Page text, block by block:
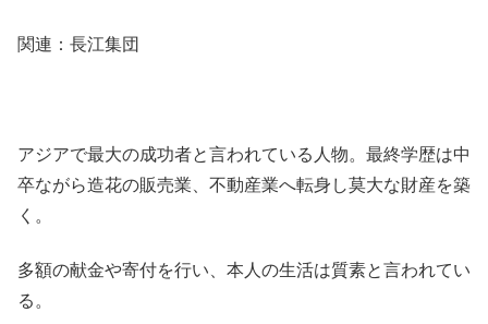
関連：長江集団
アジアで最大の成功者と言われている人物。最終学歴は中
卒ながら造花の販売業、不動産業へ転身し莫大な財産を築
く。
多額の献金や寄付を行い、本人の生活は質素と言われてい
る。